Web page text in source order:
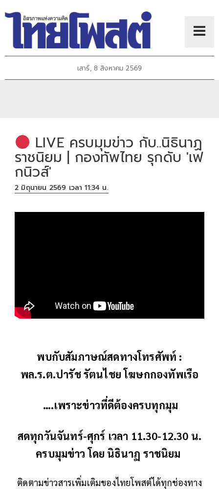
เสาร์, 8 สิงหาคม 2569
LIVE ครบมุมข่าว กับ..นิธินาฏ
ราชนิยม | กองทัพไทย รุกดับ 'เฟ
กนิวส์'
2 มิถุนายน 2569 เวลา 11:34 น.
พบกับสัมภาษณ์สดทางโทรศัพท์ :
พล.ร.ต.ปารัช รัตนไชย โฆษกกองทัพเรือ
….เพราะข่าวที่ดีต้องครบทุกมุม
สดทุกวันจันทร์-ศุกร์ เวลา 11.30-12.30 น.
ครบมุมข่าว โดย นิธินาฏ ราชนิยม
ติดตามข่าวสารเพิ่มเติมของไทยโพสต์ได้ทุกช่องทาง